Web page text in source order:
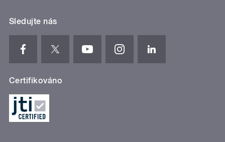
Sledujte nás
Certifikováno